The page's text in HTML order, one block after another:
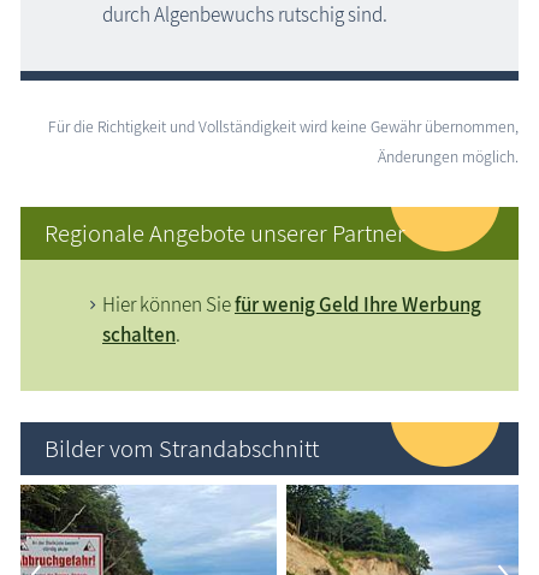
durch Algenbewuchs rutschig sind.
Für die Richtigkeit und Vollständigkeit wird keine Gewähr übernommen,
Änderungen möglich.
Regionale Angebote unserer Partner
Hier können Siefür wenig Geld Ihre Werbung
schalten.
Bilder vom Strandabschnitt